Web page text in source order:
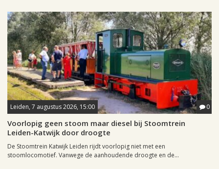
Leiden, 7 augustus 2026, 15:00 0
Voorlopig geen stoom maar diesel bij Stoomtrein
Leiden-Katwijk door droogte
De Stoomtrein Katwijk Leiden rijdt voorlopig niet met een
stoomlocomotief. Vanwege de aanhoudende droogte en de...